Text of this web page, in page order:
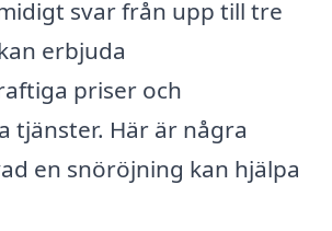
svar från upp till tre
erbjuda
priser och
tjänster. Här är några
en snöröjning kan hjälpa